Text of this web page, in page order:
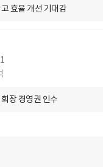
효율 개선 기대감
장 경영권 인수